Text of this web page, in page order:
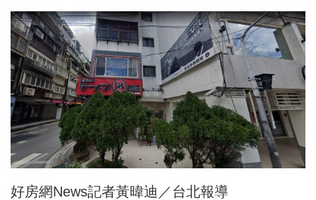
好房網News記者黃暐迪／台北報導